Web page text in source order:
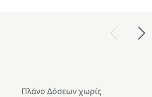
PreviousNext
Πλάνο Δόσεων χωρίς